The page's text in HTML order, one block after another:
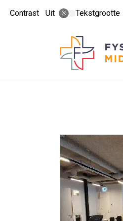
Contrast Uit Tekstgrootte